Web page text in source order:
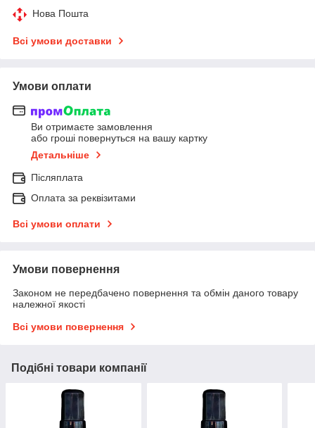
Нова Пошта
Всі умови доставки
Умови оплати
Ви отримаєте замовлення
або гроші повернуться на вашу картку
Детальніше
Післяплата
Оплата за реквізитами
Всі умови оплати
Умови повернення
Законом не передбачено повернення та обмін даного товару
належної якості
Всі умови повернення
Подібні товари компанії